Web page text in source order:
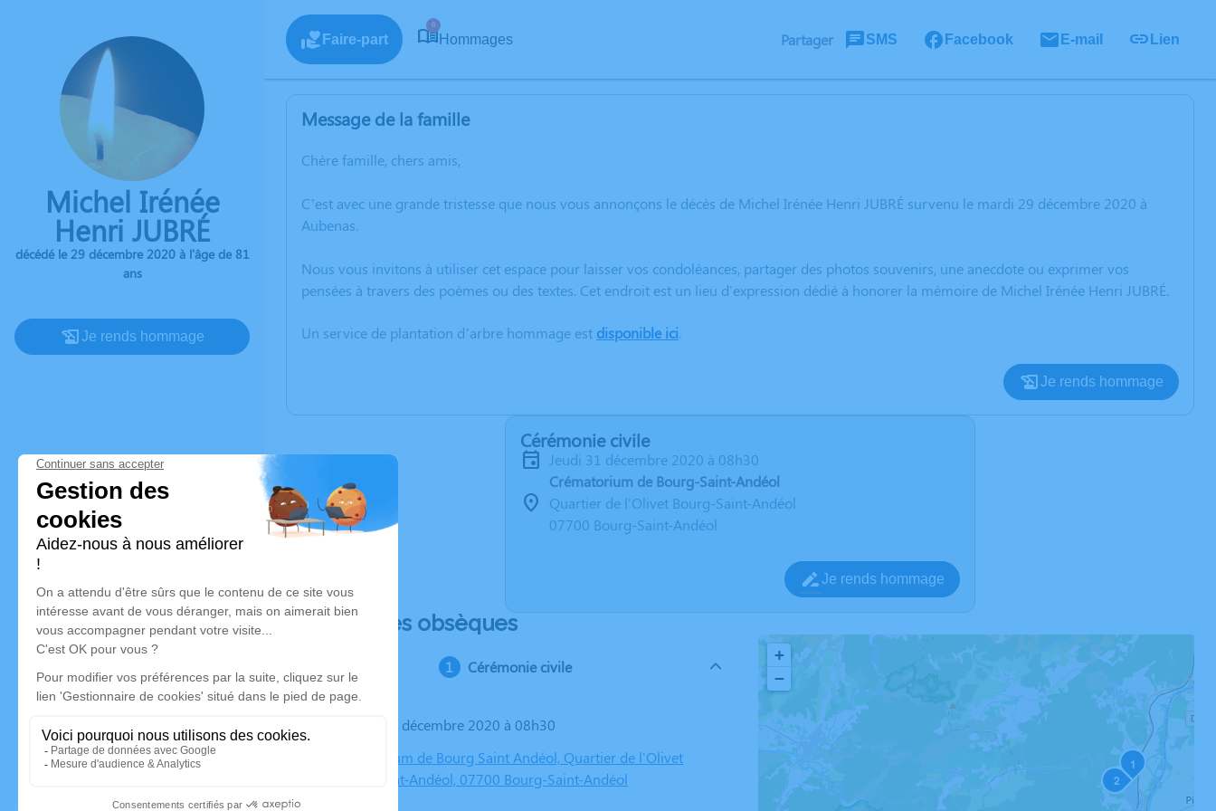
Michel Irénée
Henri JUBRÉ
décédé le 29 décembre 2020 à l'âge de 81
ans
Je rends hommage
Faire-part
6
Hommages Partager SMS Facebook E-mail Lien
Message de la famille
Chère famille, chers amis,
C’est avec une grande tristesse que nous vous annonçons le décès de Michel Irénée Henri JUBRÉ survenu le mardi 29 décembre 2020 à
Aubenas.
Nous vous invitons à utiliser cet espace pour laisser vos condoléances, partager des photos souvenirs, une anecdote ou exprimer vos
pensées à travers des poèmes ou des textes. Cet endroit est un lieu d'expression dédié à honorer la mémoire de Michel Irénée Henri JUBRÉ.
Un service de plantation d’arbre hommage est disponible ici.
Je rends hommage
Cérémonie civile
jeudi 31 décembre 2020 à 08h30
Crématorium de Bourg-Saint-Andéol
Quartier de l'Olivet Bourg-Saint-Andéol
07700 Bourg-Saint-Andéol
Je rends hommage
Déroulé des obsèques
Cérémonie civile
Le jeudi 31 décembre 2020 à 08h30
Crématorium de Bourg Saint Andéol, Quartier de l'Olivet
Bourg-Saint-Andéol, 07700 Bourg-Saint-Andéol
1
2
+
−